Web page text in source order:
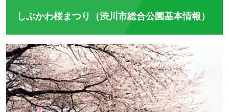
しぶかわ桜まつり（渋川市総合公園基本情報）